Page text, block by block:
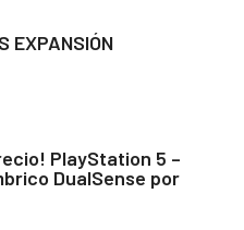
EXPANSIÓN
PlayStation 5 –
DualSense por